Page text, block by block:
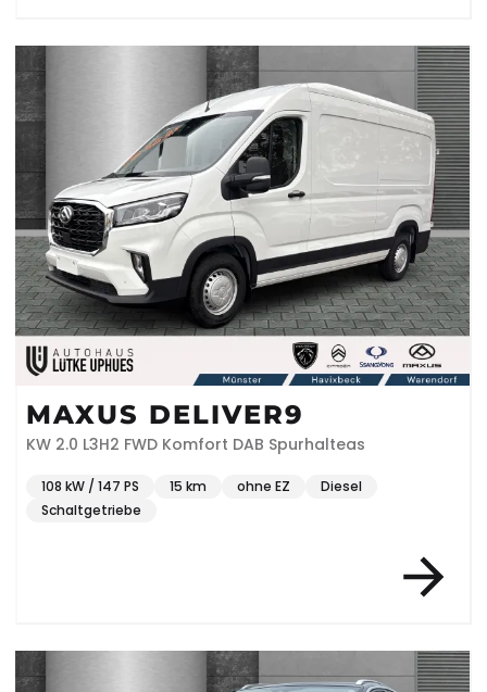
MAXUS DELIVER9
KW 2.0 L3H2 FWD Komfort DAB Spurhalteas
108 kW / 147 PS 15 km ohne EZ
Diesel
Schaltgetriebe